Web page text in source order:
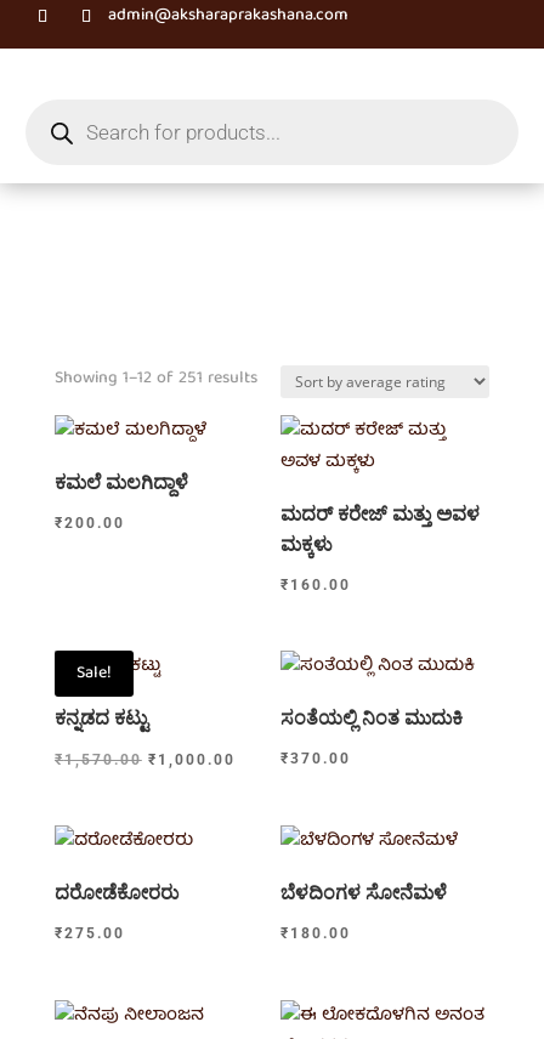
admin@aksharaprakashana.com
search
Showing 1–12 of 251 resultsSorted
average
rating
ಕಮಲೆ ಮಲಗಿದ್ದಾಳೆ
₹200.00
ಮದರ್ ಕರೇಜ್ ಮತ್ತು ಅವಳ
ಮಕ್ಕಳು
₹ 160.00
Sale!
ಕನ್ನಡದ ಕಟ್ಟು
₹1,570.00 Original
₹ 1,000.00 Current
ಸಂತೆಯಲ್ಲಿ ನಿಂತ ಮುದುಕಿ
₹370.00
ದರೋಡೆಕೋರರು
₹275.00
ಬೆಳದಿಂಗಳ ಸೋನೆಮಳೆ
₹ 180.00